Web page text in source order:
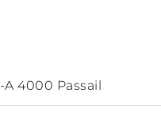
A 4000 Passail